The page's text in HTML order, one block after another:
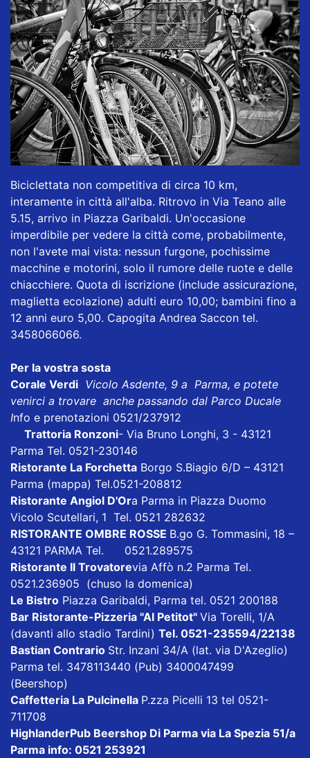
Biciclettata non competitiva di circa 10 km,
interamente in città all'alba. Ritrovo in Via Teano alle
5.15, arrivo in Piazza Garibaldi. Un'occasione
imperdibile per vedere la città come, probabilmente,
non l'avete mai vista: nessun furgone, pochissime
macchine e motorini, solo il rumore delle ruote e delle
chiacchiere. Quota di iscrizione (include assicurazione,
maglietta ecolazione) adulti euro 10,00; bambini fino a
12 anni euro 5,00. Capogita Andrea Saccon tel.
3458066066.
Per la vostra sosta
Corale Verdi Vicolo Asdente, 9 a Parma, e potete
venirci a trovare anche passando dal Parco Ducale
Info e prenotazioni 0521/237912
Trattoria Ronzoni- Via Bruno Longhi, 3 - 43121
Parma Tel. 0521-230146
Ristorante La Forchetta Borgo S.Biagio 6/D – 43121
Parma (mappa) Tel.0521-208812
Ristorante Angiol D'Ora Parma in Piazza Duomo
Vicolo Scutellari, 1 Tel. 0521 282632
RISTORANTE OMBRE ROSSE B.go G. Tommasini, 18 –
43121 PARMA Tel. 0521.289575
Ristorante Il Trovatorevia Affò n.2 Parma Tel.
0521.236905 (chuso la domenica)
Le Bistro Piazza Garibaldi, Parma tel. 0521 200188
Bar Ristorante-Pizzeria "Al Petitot" Via Torelli, 1/A
(davanti allo stadio Tardini) Tel. 0521-235594/22138
Bastian Contrario Str. Inzani 34/A (lat. via D'Azeglio)
Parma tel. 3478113440 (Pub) 3400047499
(Beershop)
Caffetteria La Pulcinella P.zza Picelli 13 tel 0521-
711708
HighlanderPub Beershop Di Parma via La Spezia 51/a
Parma info: 0521 253921